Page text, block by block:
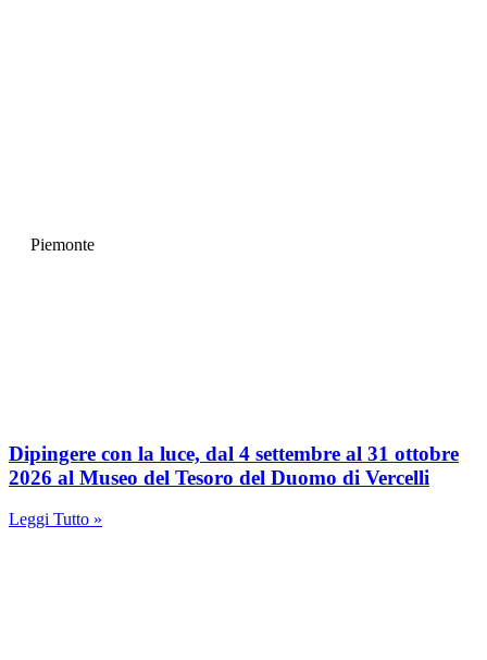
Piemonte
Dipingere con la luce, dal 4 settembre al 31 ottobre
2026 al Museo del Tesoro del Duomo di Vercelli
Leggi Tutto »